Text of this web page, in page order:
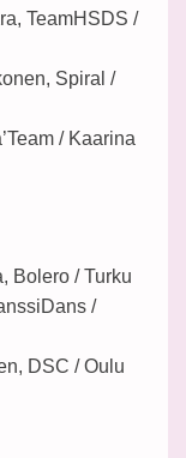
TeamHSDS /
Spiral /
/ Kaarina
Bolero / Turku
/
DSC / Oulu